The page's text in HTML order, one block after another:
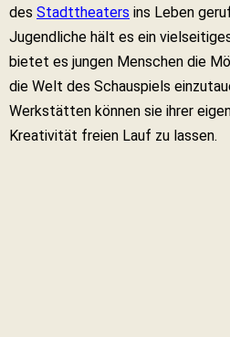
des Stadttheaters ins Leben
Jugendliche hält es ein
bietet es jungen Menschen die
die Welt des Schauspiels
Werkstätten können sie ihrer
Kreativität freien Lauf zu lassen.